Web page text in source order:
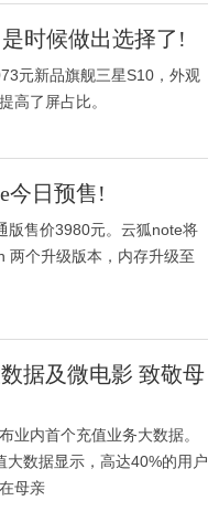
时候做出选择了!
元新品旗舰三星S10，外观
高了屏占比。
今日预售!
版售价3980元。云狐note将
两个升级版本，内存升级至
据及微电影 致敬母
业内首个充值业务大数据。
数据显示，高达40%的用户
母亲